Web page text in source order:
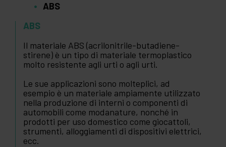
ABS
ABS
Il materiale ABS (acrilonitrile-butadiene-
stirene) è un tipo di materiale termoplastico
molto resistente agli urti o agli urti.
Le sue applicazioni sono molteplici, ad
esempio è un materiale ampiamente utilizzato
nella produzione di interni o componenti di
automobili come modanature, nonché in
prodotti per uso domestico come giocattoli,
strumenti, alloggiamenti di dispositivi elettrici,
ecc.